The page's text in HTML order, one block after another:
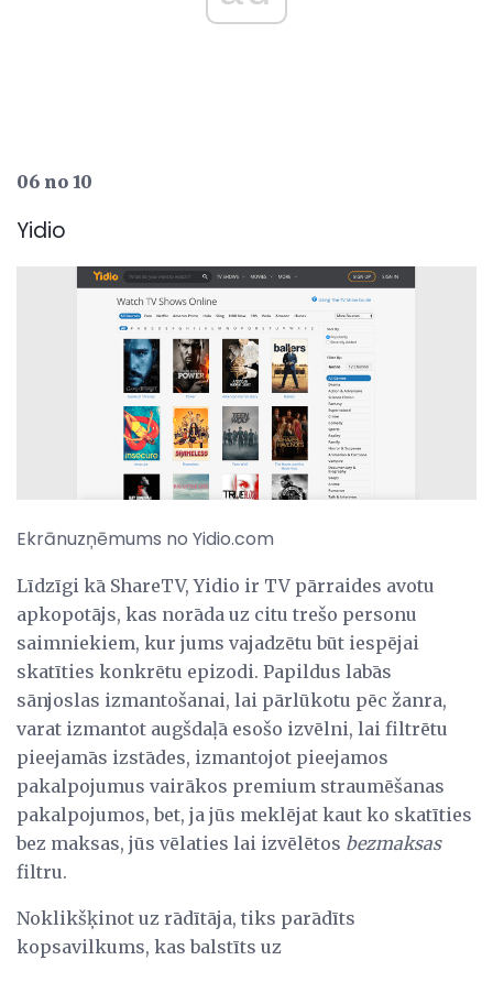
06 no 10
Yidio
Ekrānuzņēmums no Yidio.com
Līdzīgi kā ShareTV, Yidio ir TV pārraides avotu
apkopotājs, kas norāda uz citu trešo personu
saimniekiem, kur jums vajadzētu būt iespējai
skatīties konkrētu epizodi. Papildus labās
sānjoslas izmantošanai, lai pārlūkotu pēc žanra,
varat izmantot augšdaļā esošo izvēlni, lai filtrētu
pieejamās izstādes, izmantojot pieejamos
pakalpojumus vairākos premium straumēšanas
pakalpojumos, bet, ja jūs meklējat kaut ko skatīties
bez maksas, jūs vēlaties lai izvēlētos bezmaksas
filtru.
Noklikšķinot uz rādītāja, tiks parādīts
kopsavilkums, kas balstīts uz